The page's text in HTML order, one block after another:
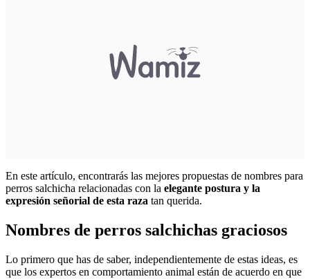
En este artículo, encontrarás las mejores propuestas de nombres para
perros salchicha relacionadas con la elegante postura y la
expresión señorial de esta raza tan querida.
Nombres de perros salchichas graciosos
Lo primero que has de saber, independientemente de estas ideas, es
que los expertos en comportamiento animal están de acuerdo en que